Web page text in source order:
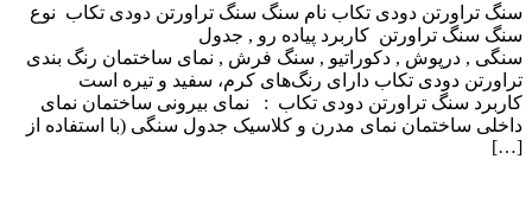
سنگ تراورتن دودی تکاب نام سنگ سنگ تراورتن دودی تکاب نوع
سنگ سنگ تراورتن کاربرد پیاده رو , جدول
سنگی , درپوش , دکوراتیو , سنگ فرش , نمای ساختمان رنگ بندی
تراورتن دودی تکاب دارای رنگ‌های کرم، سفید و تیره است
کاربرد سنگ تراورتن دودی تکاب : نمای بیرونی ساختمان نمای
داخلی ساختمان نمای مدرن و کلاسیک جدول سنگی (با استفاده از
[…]